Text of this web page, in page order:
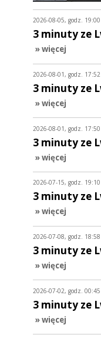
2026-08-05, godz. 19:00
3 minuty ze
» więcej
2026-08-01, godz. 17:52
3 minuty ze
» więcej
2026-08-01, godz. 17:50
3 minuty ze
» więcej
2026-07-15, godz. 19:10
3 minuty ze
» więcej
2026-07-08, godz. 18:58
3 minuty ze
» więcej
2026-07-02, godz. 00:45
3 minuty ze
» więcej